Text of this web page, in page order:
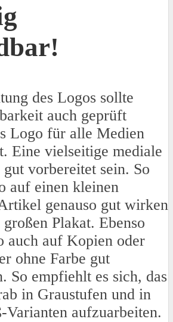
des Logos sollte
auch geprüft
Logo für alle Medien
Eine vielseitige mediale
vorbereitet sein. So
auf einen kleinen
genauso gut wirken
Plakat. Ebenso
auch auf Kopien oder
ohne Farbe gut
So empfiehlt es sich, das
in Graustufen und in
Varianten aufzuarbeiten.